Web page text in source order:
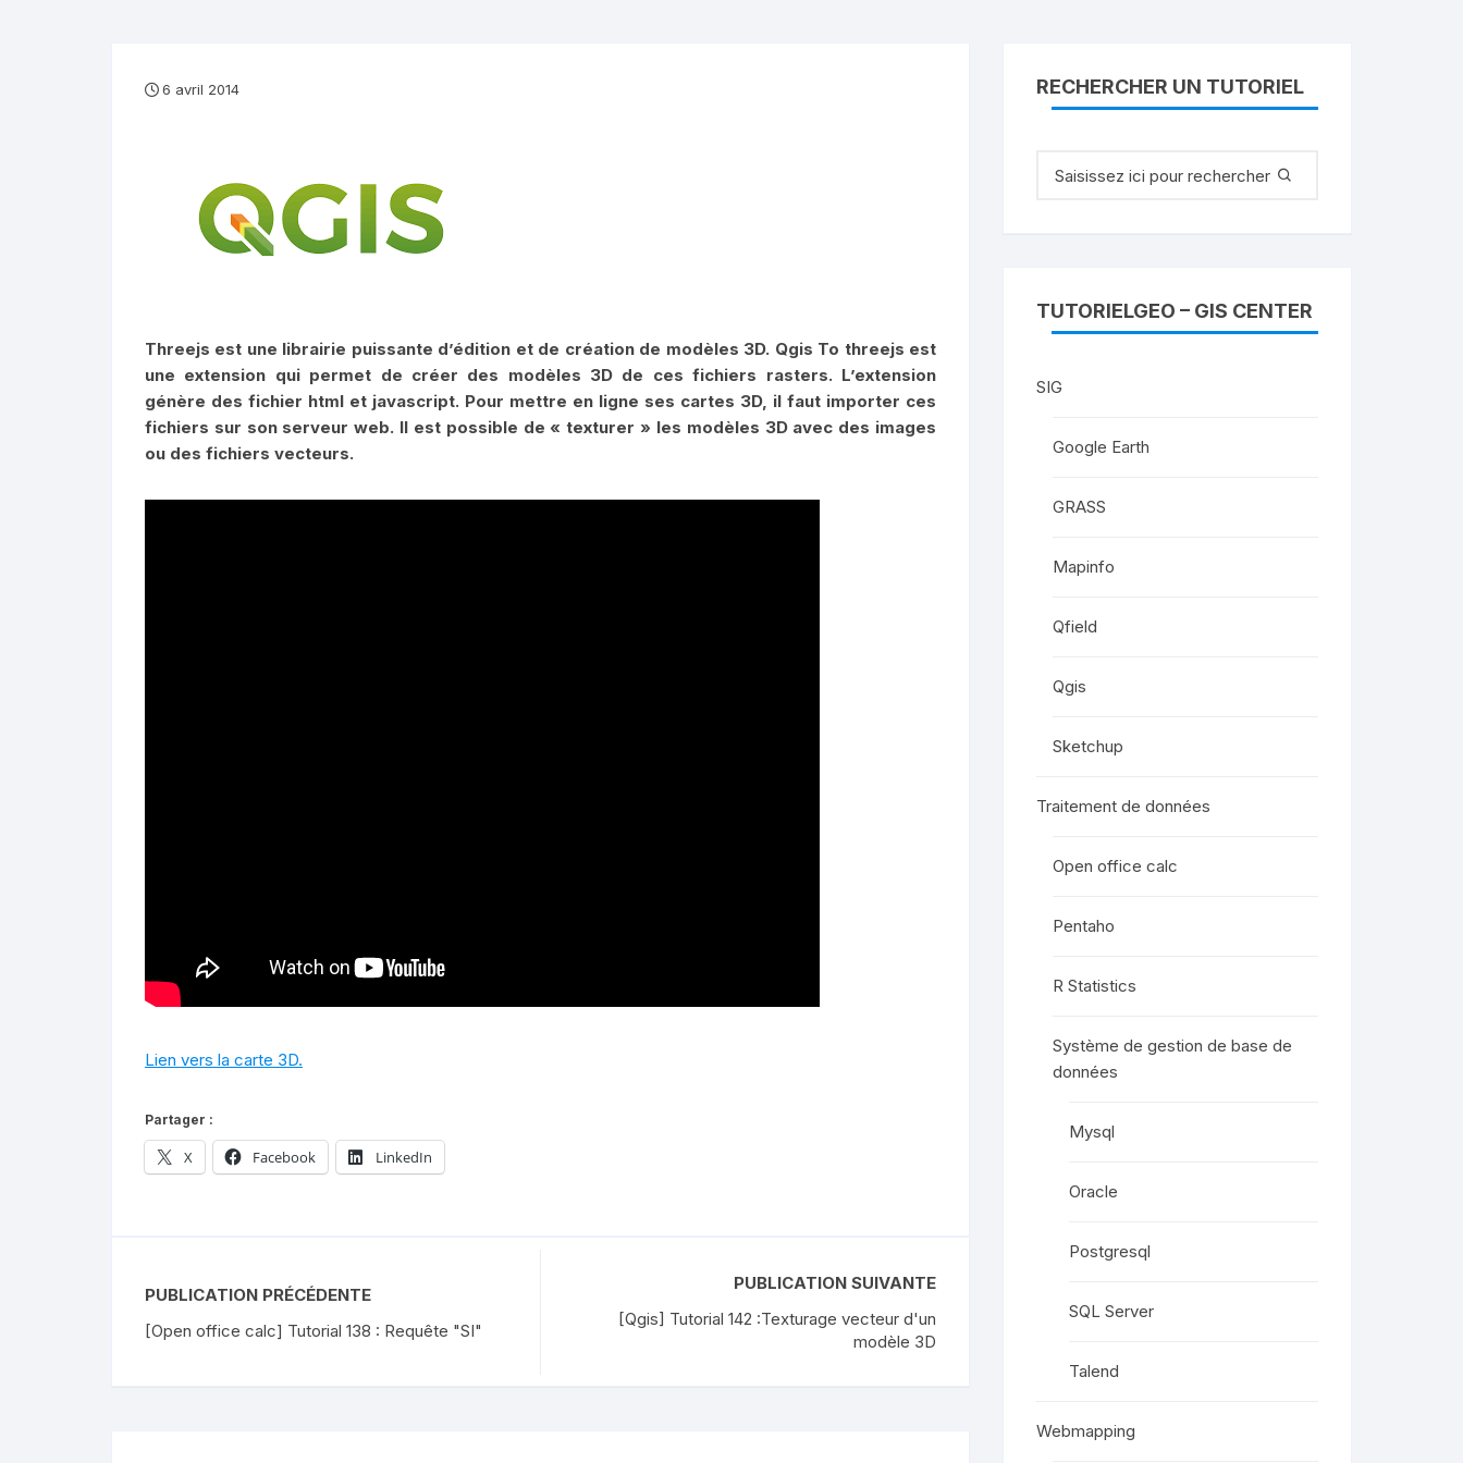
6 avril 2014
Threejs est une librairie puissante d’édition et de création de modèles 3D. Qgis To threejs est
une extension qui permet de créer des modèles 3D de ces fichiers rasters. L’extension
génère des fichier html et javascript. Pour mettre en ligne ses cartes 3D, il faut importer ces
fichiers sur son serveur web. Il est possible de « texturer » les modèles 3D avec des images
ou des fichiers vecteurs.
Lien vers la carte 3D.
Partager :
X Facebook LinkedIn
PUBLICATION PRÉCÉDENTE
[Open office calc] Tutorial 138 : Requête "SI"
PUBLICATION SUIVANTE
[Qgis] Tutorial 142 :Texturage vecteur d'un
modèle 3D
RECHERCHER UN TUTORIEL
pour
TUTORIELGEO – GIS CENTER
SIG
Google Earth
GRASS
Mapinfo
Qfield
Qgis
Sketchup
Traitement de données
Open office calc
Pentaho
R Statistics
Système de gestion de base de
données
Mysql
Oracle
Postgresql
SQL Server
Talend
Webmapping